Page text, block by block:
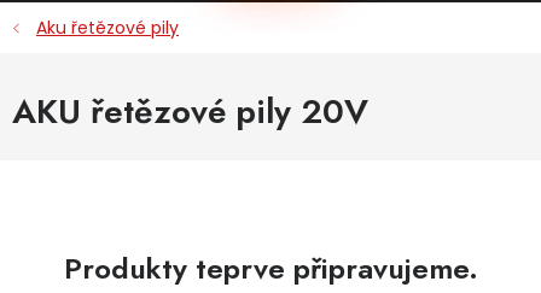
Aku řetězové pily
AKU řetězové pily 20V
Produkty teprve připravujeme.